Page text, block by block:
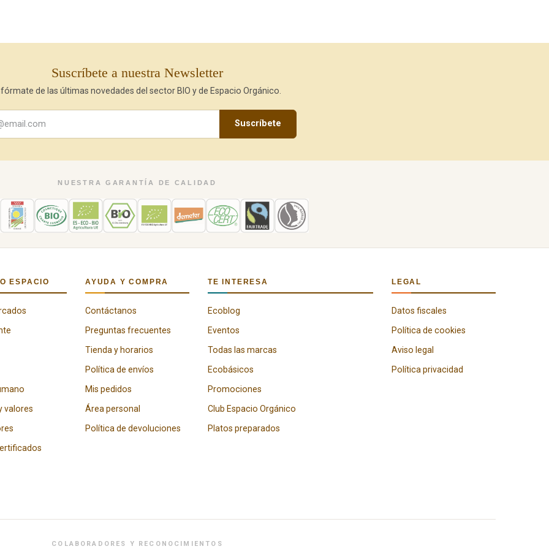
Suscríbete a nuestra Newsletter
de las últimas novedades del sector BIO y de Espacio Orgánico.
Suscríbete
NUESTRA GARANTÍA DE CALIDAD
ESPACIO
valores
AYUDA Y COMPRA
Contáctanos
Preguntas frecuentes
Tienda y horarios
Política de envíos
Mis pedidos
Área personal
Política de devoluciones
TE INTERESA
Ecoblog
Eventos
Todas las marcas
Ecobásicos
Promociones
Club Espacio Orgánico
Platos preparados
LEGAL
Datos fiscales
Política de cookies
Aviso legal
Política privacidad
COLABORADORES Y RECONOCIMIENTOS